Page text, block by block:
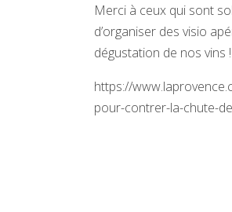
Merci à ceux qui sont
d’organiser des visio
dégustation de nos vins !
https://
pour-contrer-la-chute-